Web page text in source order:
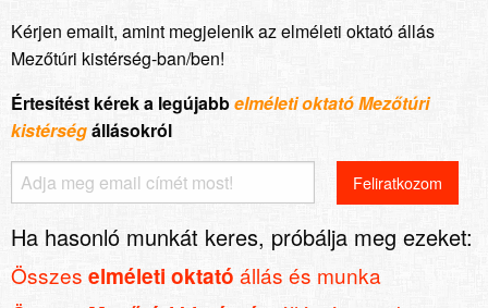
Kérjen emailt, amint megjelenik az elméleti oktató állás
Mezőtúri kistérség-ban/ben!
Értesítést kérek a legújabbelméleti oktató Mezőtúri
kistérségállásokról
Ha hasonló munkát keres, próbálja meg ezeket:
Összes elméleti oktató állás és munka